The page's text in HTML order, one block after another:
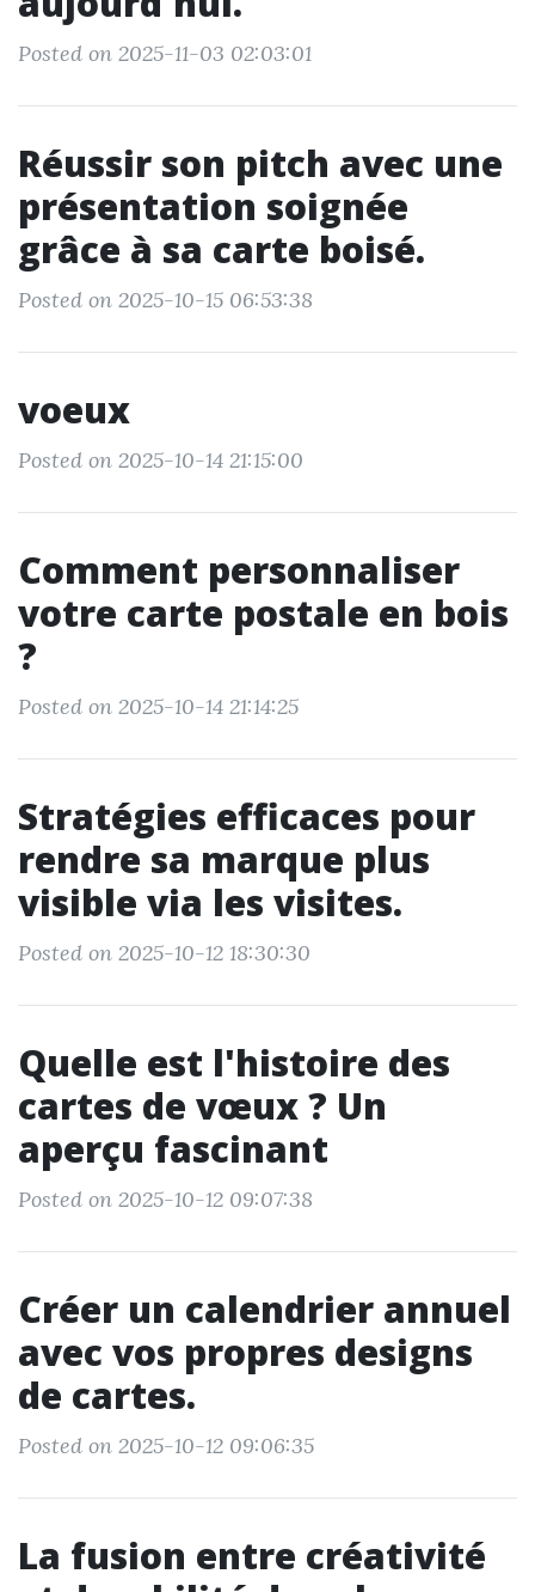
Posted on 2025-11-03 02:03:01
Réussir son pitch avec une
présentation soignée
grâce à sa carte boisé.
Posted on 2025-10-15 06:53:38
voeux
Posted on 2025-10-14 21:15:00
Comment personnaliser
votre carte postale en bois
?
Posted on 2025-10-14 21:14:25
Stratégies efficaces pour
rendre sa marque plus
visible via les visites.
Posted on 2025-10-12 18:30:30
Quelle est l'histoire des
cartes de vœux ? Un
aperçu fascinant
Posted on 2025-10-12 09:07:38
Créer un calendrier annuel
avec vos propres designs
de cartes.
Posted on 2025-10-12 09:06:35
La fusion entre créativité